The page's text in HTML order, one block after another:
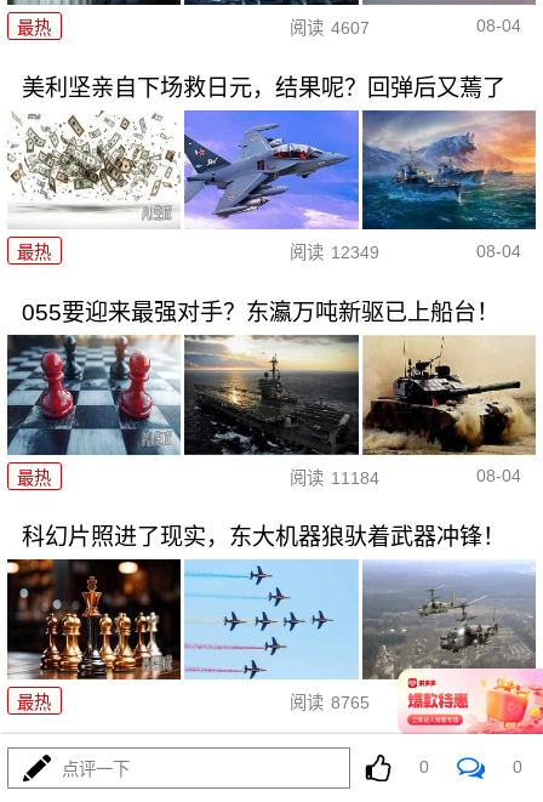
最热 阅读 4607 08-04
美利坚亲自下场救日元，结果呢？回弹后又蔫了
最热 阅读 12349 08-04
055要迎来最强对手？东瀛万吨新驱已上船台！
最热 阅读 11184 08-04
科幻片照进了现实，东大机器狼驮着武器冲锋！
最热 阅读 8765 08-04
千机压境：俄乌战场上的\"蜂群\"博弈与东大启示
点评一下 0 0